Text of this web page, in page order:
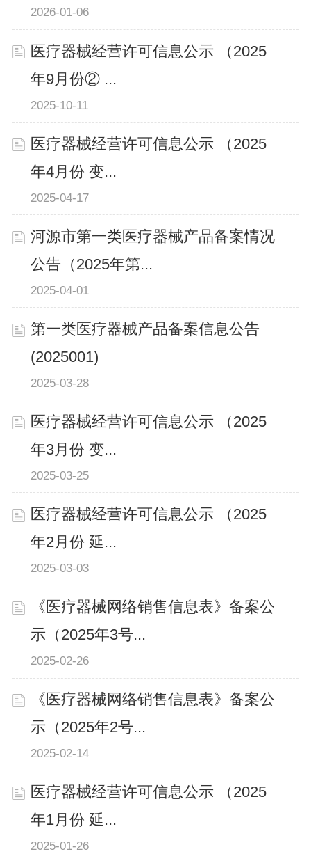
2026-01-06
医疗器械经营许可信息公示 （2025
年9月份② ...
2025-10-11
医疗器械经营许可信息公示 （2025
年4月份 变...
2025-04-17
河源市第一类医疗器械产品备案情况
公告（2025年第...
2025-04-01
第一类医疗器械产品备案信息公告
(2025001)
2025-03-28
医疗器械经营许可信息公示 （2025
年3月份 变...
2025-03-25
医疗器械经营许可信息公示 （2025
年2月份 延...
2025-03-03
《医疗器械网络销售信息表》备案公
示（2025年3号...
2025-02-26
《医疗器械网络销售信息表》备案公
示（2025年2号...
2025-02-14
医疗器械经营许可信息公示 （2025
年1月份 延...
2025-01-26